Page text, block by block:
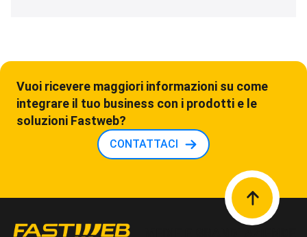
Vuoi ricevere maggiori informazioni su come
integrare il tuo business con i prodotti e le
soluzioni Fastweb?
CONTATTACI